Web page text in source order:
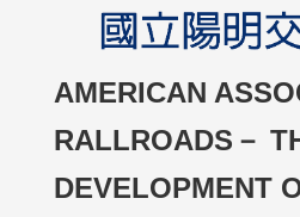
AMERICAN
RALLROADS－
DEVELOPMENT